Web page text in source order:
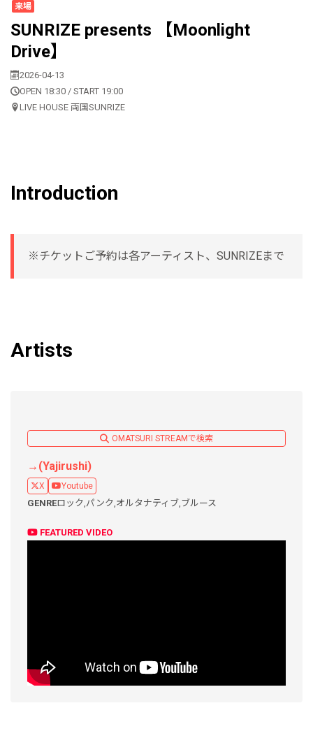
来場
SUNRIZE presents 【Moonlight
Drive】
2026-04-13
OPEN 18:30 / START 19:00
LIVE HOUSE 両国SUNRIZE
Introduction
※チケットご予約は各アーティスト、SUNRIZEまで
Artists
OMATSURI STREAMで検索
→(Yajirushi)
X Youtube
GENREロック,パンク,オルタナティブ,ブルース
FEATURED VIDEO